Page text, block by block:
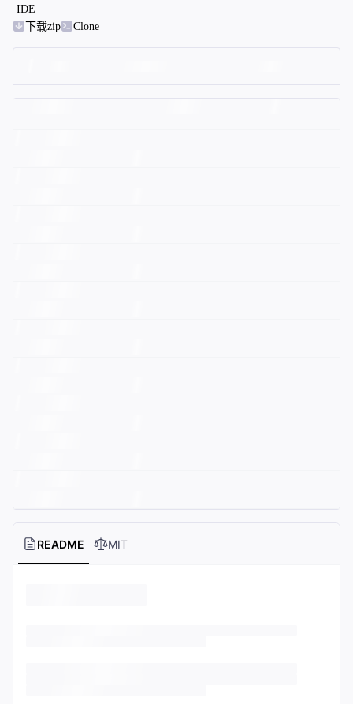
IDE
下载zip
Clone
README MIT